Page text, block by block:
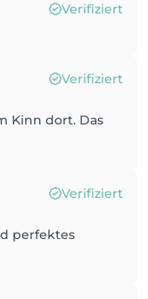
Verifiziert
Verifiziert
Kinn dort. Das
Verifiziert
perfektes